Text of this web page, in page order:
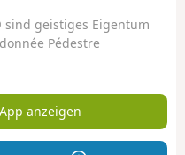
geistiges Eigentum
Pédestre
anzeigen